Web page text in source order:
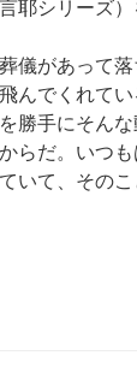
耶シリーズ）
儀があって落
んでくれて
勝手にそん
らだ。いつ
いて、その